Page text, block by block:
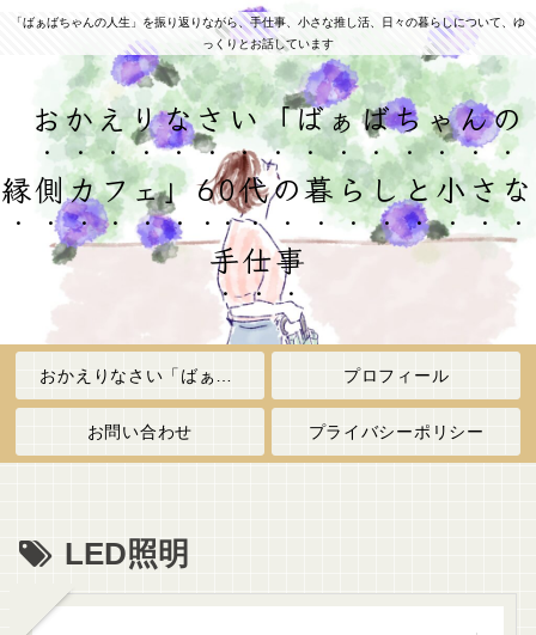
「ばぁばちゃんの人生」を振り返りながら、手仕事、小さな推し活、日々の暮らしについて、ゆ
っくりとお話しています
おかえりなさい「ばぁばちゃんの
縁側カフェ」60代の暮らしと小さな
手仕事
プロフィール
お問い合わせ プライバシーポリシー
LED照明